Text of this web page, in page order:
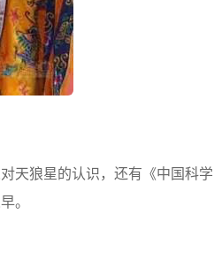
天狼星的认识，还有《中国科学
。